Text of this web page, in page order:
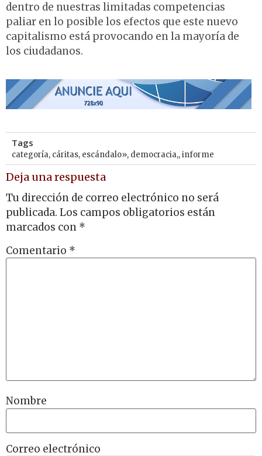
dentro de nuestras limitadas competencias
paliar en lo posible los efectos que este nuevo
capitalismo está provocando en la mayoría de
los ciudadanos.
Tags
categoría, cáritas, escándalo», democracia,,informe
Deja una respuesta
Tu dirección de correo electrónico no será
publicada. Los campos obligatorios están
marcados con *
Comentario *
Nombre
Correo electrónico